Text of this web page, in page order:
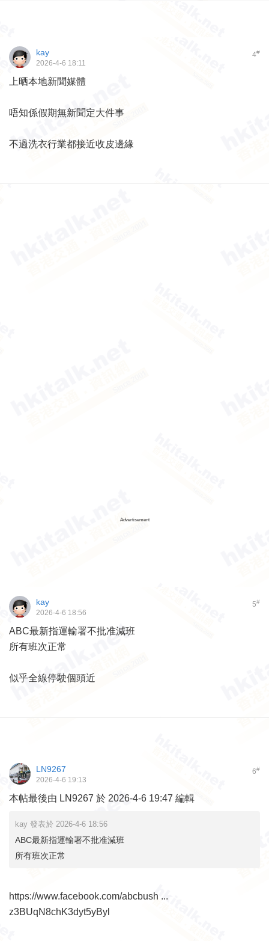
4#
kay
2026-4-6 18:11
上晒本地新聞媒體
唔知係假期無新聞定大件事
不過洗衣行業都接近收皮邊緣
Advertisement
5#
kay
2026-4-6 18:56
ABC最新指運輸署不批准減班
所有班次正常
似乎全線停駛個頭近
6#
LN9267
2026-4-6 19:13
本帖最後由 LN9267 於 2026-4-6 19:47 編輯
kay 發表於 2026-4-6 18:56
ABC最新指運輸署不批准減班
所有班次正常
https://www.facebook.com/abcbush ...
z3BUqN8chK3dyt5yByl